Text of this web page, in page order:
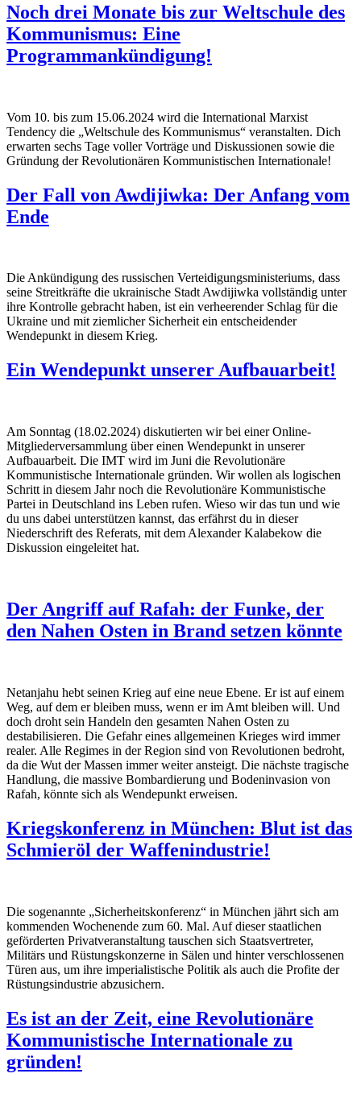
Noch drei Monate bis zur Weltschule des
Kommunismus: Eine
Programmankündigung!
Vom 10. bis zum 15.06.2024 wird die International Marxist
Tendency die „Weltschule des Kommunismus“ veranstalten. Dich
erwarten sechs Tage voller Vorträge und Diskussionen sowie die
Gründung der Revolutionären Kommunistischen Internationale!
Der Fall von Awdijiwka: Der Anfang vom
Ende
Die Ankündigung des russischen Verteidigungsministeriums, dass
seine Streitkräfte die ukrainische Stadt Awdijiwka vollständig unter
ihre Kontrolle gebracht haben, ist ein verheerender Schlag für die
Ukraine und mit ziemlicher Sicherheit ein entscheidender
Wendepunkt in diesem Krieg.
Ein Wendepunkt unserer Aufbauarbeit!
Am Sonntag (18.02.2024) diskutierten wir bei einer Online-
Mitgliederversammlung über einen Wendepunkt in unserer
Aufbauarbeit. Die IMT wird im Juni die Revolutionäre
Kommunistische Internationale gründen. Wir wollen als logischen
Schritt in diesem Jahr noch die Revolutionäre Kommunistische
Partei in Deutschland ins Leben rufen. Wieso wir das tun und wie
du uns dabei unterstützen kannst, das erfährst du in dieser
Niederschrift des Referats, mit dem Alexander Kalabekow die
Diskussion eingeleitet hat.
Der Angriff auf Rafah: der Funke, der
den Nahen Osten in Brand setzen könnte
Netanjahu hebt seinen Krieg auf eine neue Ebene. Er ist auf einem
Weg, auf dem er bleiben muss, wenn er im Amt bleiben will. Und
doch droht sein Handeln den gesamten Nahen Osten zu
destabilisieren. Die Gefahr eines allgemeinen Krieges wird immer
realer. Alle Regimes in der Region sind von Revolutionen bedroht,
da die Wut der Massen immer weiter ansteigt. Die nächste tragische
Handlung, die massive Bombardierung und Bodeninvasion von
Rafah, könnte sich als Wendepunkt erweisen.
Kriegskonferenz in München: Blut ist das
Schmieröl der Waffenindustrie!
Die sogenannte „Sicherheitskonferenz“ in München jährt sich am
kommenden Wochenende zum 60. Mal. Auf dieser staatlichen
geförderten Privatveranstaltung tauschen sich Staatsvertreter,
Militärs und Rüstungskonzerne in Sälen und hinter verschlossenen
Türen aus, um ihre imperialistische Politik als auch die Profite der
Rüstungsindustrie abzusichern.
Es ist an der Zeit, eine Revolutionäre
Kommunistische Internationale zu
gründen!